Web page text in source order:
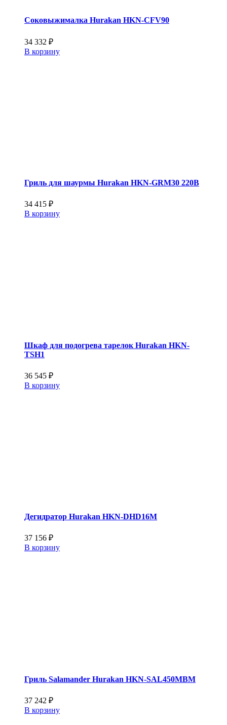
Соковыжималка Hurakan HKN-CFV90
34 332 ₽
В корзину
Гриль для шаурмы Hurakan HKN-GRM30 220В
34 415 ₽
В корзину
Шкаф для подогрева тарелок Hurakan HKN-
TSH1
36 545 ₽
В корзину
Дегидратор Hurakan HKN-DHD16M
37 156 ₽
В корзину
Гриль Salamander Hurakan HKN-SAL450MBM
37 242 ₽
В корзину